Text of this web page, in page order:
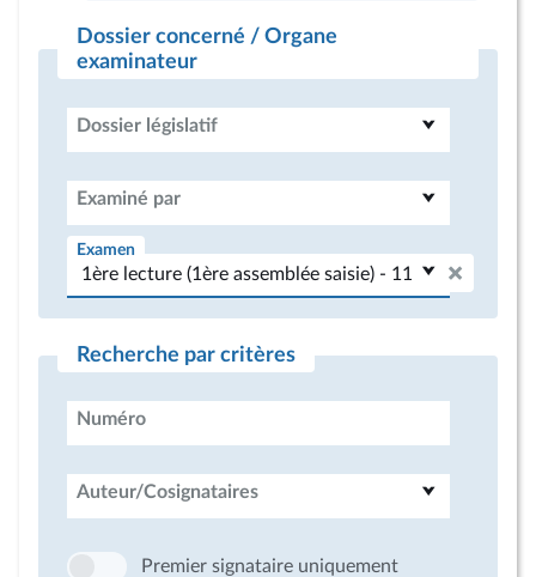
Dossier concerné / Organe
examinateur
Dossier législatif
Examiné par
Examen
Recherche par critères
Numéro
Auteur/Cosignataires
Premier signataire uniquement